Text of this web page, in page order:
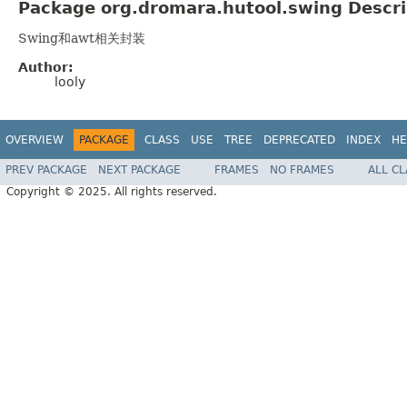
Package org.dromara.hutool.swing
Swing和awt相关封装
Author:
looly
OVERVIEW PACKAGE CLASS USE TREE DEPRECATED INDEX
PREV PACKAGE NEXT PACKAGE FRAMES NO FRAMES
ALL
Copyright © 2025. All rights reserved.